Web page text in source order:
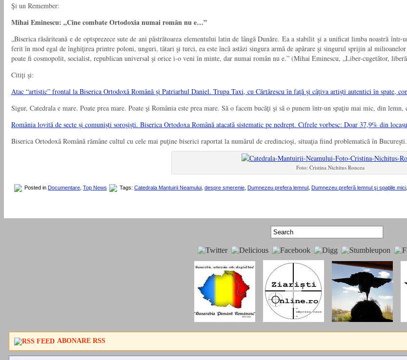
Şi un Remember:
Mihai Eminescu: „Cine combate Ortodoxia numai român nu e…”
„Biserica răsăriteană e de optsprezece sute de ani păstrătoarea elementului latin de lângă Dunăre. Ea a stabilit şi a unificat limba noastră
ferit în mod egal de înghiţirea printre poloni, unguri, tătari şi turci, ea este încă astăzi singura armă de apărare şi singurul sprijin al
poate fi cosmopolit, socialist, republican universal şi orice i-o veni în minte, dar numai român nu e.” (Mihai Eminescu, „Liber-cugetător,
Citiţi şi:
Atac “artistic” frontal la Biserica Ortodoxă Română şi Patriarhul Daniel. Trupa Taxi, cu Cărtărescu în faţă şi câţiva artişti autentici în spate,
Sigur, Catedrala e mare. Poate prea mare. Poate şi România este prea mare. Să o facem bucăţi şi să o punem într-un spaţiu mai mic, din
România lovită de secte şi comunişti soroşişti. Biserica Ortodoxa Română atacată sistematic pe nedrept. Cifrele vorbesc: Doar 37,9% din
Biserica Ortodoxă Română rămâne cultul cu cele mai puţine biserici raportat la numărul de credincioşi, situaţia fiind problematică în Bucureşti.
Foto: Cristina Nichitus Roncea
Posted in Documentare Top News Tags: Catedrala Mantuirii Neamului despre smerenie Dumnezeu prefera lemnul Dumnezeu preferă lemnul şi spaţiile mici
ABONARE RSS